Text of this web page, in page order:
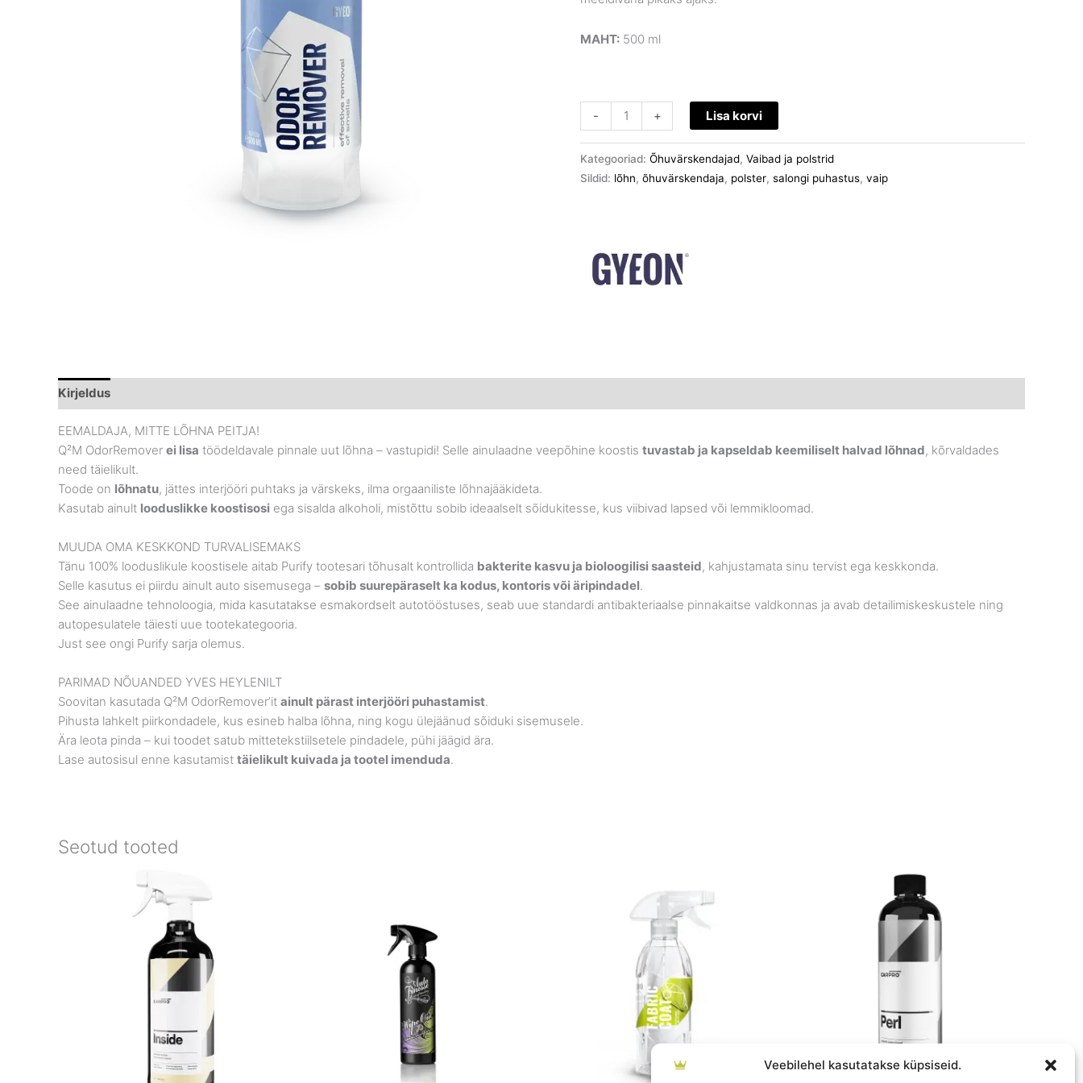
Veebilehel kasutatakse küpsiseid.
MAHT: 500 ml
- + Lisa korvi
Kategooriad: Õhuvärskendajad, Vaibad ja polstrid
Sildid: lõhn, õhuvärskendaja, polster, salongi puhastus, vaip
Kirjeldus
EEMALDAJA, MITTE LÕHNA PEITJA!
Q²M OdorRemover ei lisa töödeldavale pinnale uut lõhna – vastupidi! Selle ainulaadne veepõhine koostis tuvastab ja kapseldab keemiliselt halvad lõhnad, kõrvaldades
need täielikult.
Toode on lõhnatu, jättes interjööri puhtaks ja värskeks, ilma orgaaniliste lõhnajääkideta.
Kasutab ainult looduslikke koostisosi ega sisalda alkoholi, mistõttu sobib ideaalselt sõidukitesse, kus viibivad lapsed või lemmikloomad.
MUUDA OMA KESKKOND TURVALISEMAKS
Tänu 100% looduslikule koostisele aitab Purify tootesari tõhusalt kontrollida bakterite kasvu ja bioloogilisi saasteid, kahjustamata sinu tervist ega keskkonda.
Selle kasutus ei piirdu ainult auto sisemusega – sobib suurepäraselt ka kodus, kontoris või äripindadel.
See ainulaadne tehnoloogia, mida kasutatakse esmakordselt autotööstuses, seab uue standardi antibakteriaalse pinnakaitse valdkonnas ja avab detailimiskeskustele ning
autopesulatele täiesti uue tootekategooria.
Just see ongi Purify sarja olemus.
PARIMAD NÕUANDED YVES HEYLENILT
Soovitan kasutada Q²M OdorRemover’it ainult pärast interjööri puhastamist.
Pihusta lahkelt piirkondadele, kus esineb halba lõhna, ning kogu ülejäänud sõiduki sisemusele.
Ära leota pinda – kui toodet satub mittetekstiilsetele pindadele, pühi jäägid ära.
Lase autosisul enne kasutamist täielikult kuivada ja tootel imenduda.
Seotud tooted
range:
€19.90
€34.90
€20.90
€19.90
through
€49.90